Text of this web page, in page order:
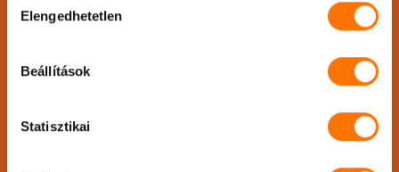
kiválasztása
Elengedhetetlen
Beállítások
Statisztikai
Péntek
Név*